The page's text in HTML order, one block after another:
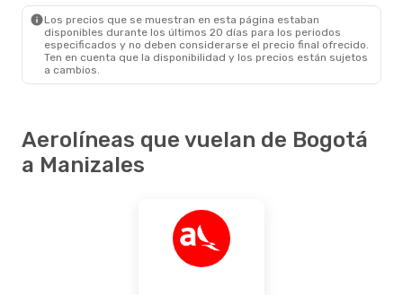
Los precios que se muestran en esta página estaban
disponibles durante los últimos 20 días para los periodos
especificados y no deben considerarse el precio final ofrecido.
Ten en cuenta que la disponibilidad y los precios están sujetos
a cambios.
Aerolíneas que vuelan de Bogotá
a Manizales